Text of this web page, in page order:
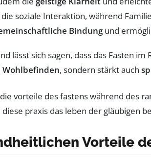
soziale Interaktion, während
Bindungund
lässt sich sagen, dass das Fasten
Wohlbefinden, sondern stärkt auch
Vorteile